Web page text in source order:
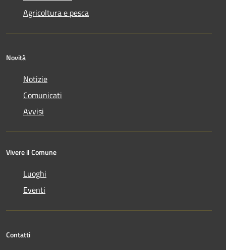
Agricoltura e pesca
Novità
Notizie
Comunicati
Avvisi
Vivere il Comune
Luoghi
Eventi
Contatti